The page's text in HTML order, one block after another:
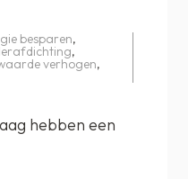
besparen,
,
verhogen,
hebben een